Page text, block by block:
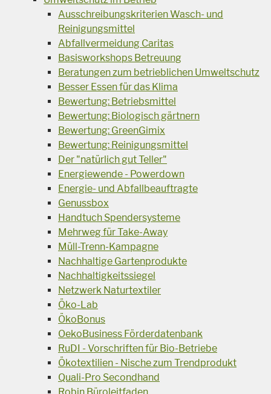
Ausschreibungskriterien Wasch- und
Reinigungsmittel
Abfallvermeidung Caritas
Basisworkshops Betreuung
Beratungen zum betrieblichen Umweltschutz
Besser Essen für das Klima
Bewertung: Betriebsmittel
Bewertung: Biologisch gärtnern
Bewertung: GreenGimix
Bewertung: Reinigungsmittel
Der "natürlich gut Teller"
Energiewende - Powerdown
Energie- und Abfallbeauftragte
Genussbox
Handtuch Spendersysteme
Mehrweg für Take-Away
Müll-Trenn-Kampagne
Nachhaltige Gartenprodukte
Nachhaltigkeitssiegel
Netzwerk Naturtextiler
Öko-Lab
ÖkoBonus
OekoBusiness Förderdatenbank
RuDI - Vorschriften für Bio-Betriebe
Ökotextilien - Nische zum Trendprodukt
Quali-Pro Secondhand